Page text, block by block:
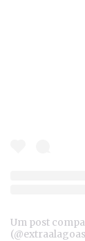
Um post